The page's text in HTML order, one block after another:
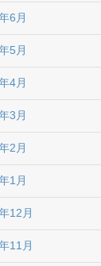
6月
5月
4月
3月
2月
1月
12月
11月